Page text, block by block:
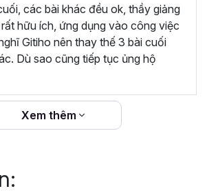
toán theo tháng, tuổi, ngày hết hạn
các hàm và công thức nâng cao
VLOOKUP, INDEX, và các thủ
Excel khác với hàm và công thức.
chế độ làm việc trên Excel như thiết
in ấn, và các thanh, tiêu đề,
trong Excel.
văn bản vào hình khối.
các bài khác đều ok, thầy giảng
hữu ích, ứng dụng vào công việc
Gitiho nên thay thế 3 bài cuối
Dù sao cũng tiếp tục ủng hộ
Xem thêm